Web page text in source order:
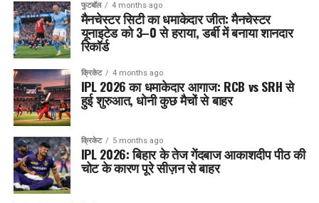
फुटबॉल 4 months ago
मैनचेस्टर सिटी का धमाकेदार जीत: मैनचेस्टर
यूनाइटेड को 3–0 से हराया, डर्बी में बनाया शानदार
रिकॉर्ड
क्रिकेट 4 months ago
IPL 2026 का धमाकेदार आगाज: RCB vs SRH से
हुई शुरुआत, धोनी कुछ मैचों से बाहर
क्रिकेट 5 months ago
IPL 2026: बिहार के तेज गेंदबाज आकाशदीप पीठ की
चोट के कारण पूरे सीज़न से बाहर